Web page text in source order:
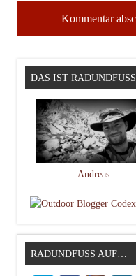
DAS IST
Andreas
RADUNDFUSS AUF…